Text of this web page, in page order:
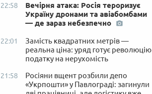
22:58
Вечірня атака: Росія тероризує
Україну дронами та авіабомбами
— де зараз небезпечно
22:01
Замість квадратних метрів —
реальна ціна: уряд готує революцію
податку на нерухомість
21:58
Росіяни вщент розбили депо
«Укрпошти» у Павлограді: загинули